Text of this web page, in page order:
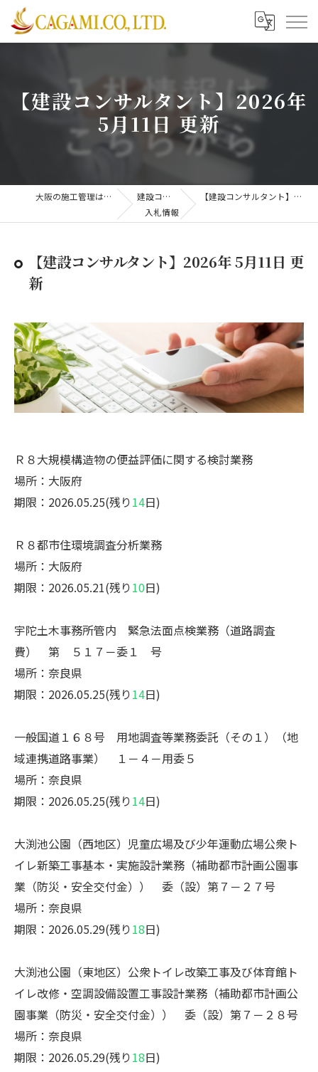
【建設コンサルタント】2026年
5月11日 更新
大阪の施工管理は株式会社CAGAMI
建設コンサル業務
入札情報
【建設コンサルタント】2026年 5月11日 更新
【建設コンサルタント】2026年 5月11日 更
新
Ｒ８大規模構造物の便益評価に関する検討業務
場所：大阪府
期限：2026.05.25(残り14日)
Ｒ８都市住環境調査分析業務
場所：大阪府
期限：2026.05.21(残り10日)
宇陀土木事務所管内 緊急法面点検業務（道路調査
費） 第 ５１７－委１ 号
場所：奈良県
期限：2026.05.25(残り14日)
一般国道１６８号 用地調査等業務委託（その１）（地
域連携道路事業） １－４－用委５
場所：奈良県
期限：2026.05.25(残り14日)
大渕池公園（西地区）児童広場及び少年運動広場公衆ト
イレ新築工事基本・実施設計業務（補助都市計画公園事
業（防災・安全交付金）） 委（設）第７－２７号
場所：奈良県
期限：2026.05.29(残り18日)
大渕池公園（東地区）公衆トイレ改築工事及び体育館ト
イレ改修・空調設備設置工事設計業務（補助都市計画公
園事業（防災・安全交付金）） 委（設）第７－２８号
場所：奈良県
期限：2026.05.29(残り18日)